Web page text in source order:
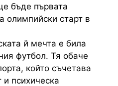
бъде първата
олимпийски старт в
й мечта е била
футбол. Тя обаче
който съчетава
психическа